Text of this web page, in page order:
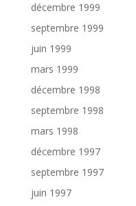
décembre 1999
septembre 1999
juin 1999
mars 1999
décembre 1998
septembre 1998
mars 1998
décembre 1997
septembre 1997
juin 1997